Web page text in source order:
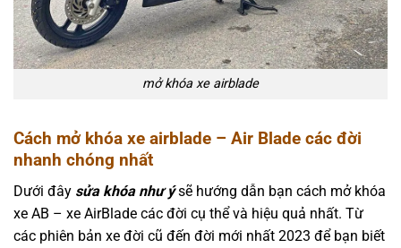
mở khóa xe airblade
Cách mở khóa xe airblade – Air Blade các đời
nhanh chóng nhất
Dưới đây sửa khóa như ýsẽ hướng dẫn bạn cách mở khóa
xe AB – xe AirBlade các đời cụ thể và hiệu quả nhất. Từ
các phiên bản xe đời cũ đến đời mới nhất 2023 để bạn biết